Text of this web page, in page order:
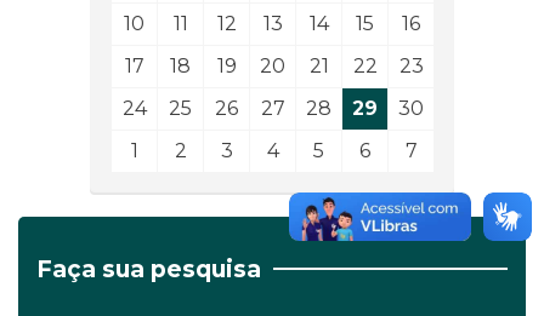
10
11 12 13 14 15
16
17
18 19 20 21 22
23
24
25 26 27 28 29
30
1
2 3 4 5 6 7
Faça sua pesquisa